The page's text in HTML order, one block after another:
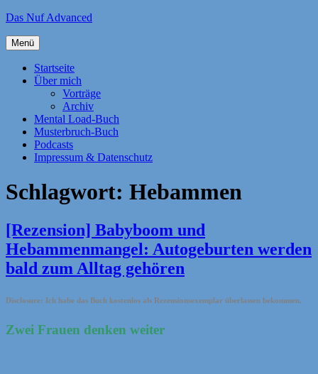
Zum
springen
Das Nuf Advanced
Menü
Startseite
Über mich
Vorträge
Archiv
Mental Load-Buch
Musterbruch-Buch
Podcasts
Impressum & Datenschutz
Schlagwort: Hebammen
[Rezension] Babyboom und
Hebammenmangel: Autogeburten werden
bald zum Alltag gehören
Disclosure: Ich habe das Buch kostenlos als Rezensionsexemplar überlassen bekommen.
Zwei Frauen denken weiter